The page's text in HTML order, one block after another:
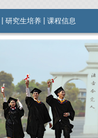
研究生培养 课程信息